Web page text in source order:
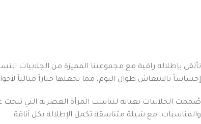
تألقي بإطلالة راقية مع مجموعتنا المميزة من الجلابيات
إحساساً بالانتعاش طوال اليوم، مما يجعلها خياراً مثالياً
صُممت الجلابيات بعناية لتناسب المرأة العصرية التي تبحث
والمناسبات، مع شيلة متناسقة تكمل الإطلالة بكل أناقة.